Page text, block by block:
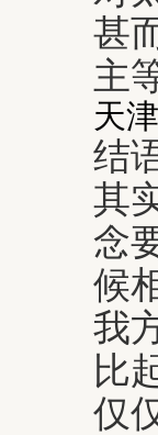
甚
主
天
结
其
念
候
我
比
仅